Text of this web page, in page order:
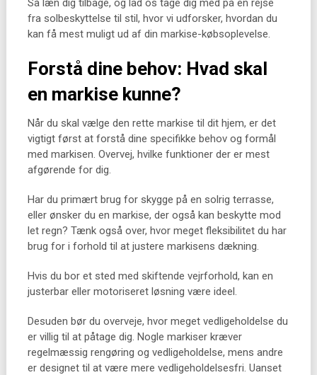
Så læn dig tilbage, og lad os tage dig med på en rejse
fra solbeskyttelse til stil, hvor vi udforsker, hvordan du
kan få mest muligt ud af din markise-købsoplevelse.
Forstå dine behov: Hvad skal
en markise kunne?
Når du skal vælge den rette markise til dit hjem, er det
vigtigt først at forstå dine specifikke behov og formål
med markisen. Overvej, hvilke funktioner der er mest
afgørende for dig.
Har du primært brug for skygge på en solrig terrasse,
eller ønsker du en markise, der også kan beskytte mod
let regn? Tænk også over, hvor meget fleksibilitet du har
brug for i forhold til at justere markisens dækning.
Hvis du bor et sted med skiftende vejrforhold, kan en
justerbar eller motoriseret løsning være ideel.
Desuden bør du overveje, hvor meget vedligeholdelse du
er villig til at påtage dig. Nogle markiser kræver
regelmæssig rengøring og vedligeholdelse, mens andre
er designet til at være mere vedligeholdelsesfri. Uanset